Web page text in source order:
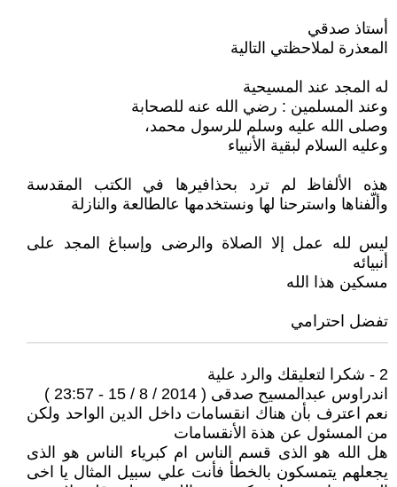
أستاذ صدقي
المعذرة لملاحظتي التالية
له المجد عند المسيحية
وعند المسلمين : رضي الله عنه للصحابة
وصلى الله عليه وسلم للرسول محمد،
وعليه السلام لبقية الأنبياء
هذه الألفاظ لم ترد بحذافيرها في الكتب المقدسة
وألّفناها واسترحنا لها ونستخدمها عالطالعة والنازلة
ليس لله عمل إلا الصلاة والرضى وإسباغ المجد على
أنبيائه
مسكين هذا الله
تفضل احترامي
2 - شكرا لتعليقك والرد علية
اندراوس عبدالمسيح صدقى ( 2014 / 8 / 15 - 23:57 )
نعم اعترف بأن هناك انقسامات داخل الدين الواحد ولكن
من المسئول عن هذة الأنقسامات
هل الله هو الذى قسم الناس ام كبرياء الناس هو الذى
يجعلهم يتمسكون بالخطأ فأنت علي سبيل المثال يا اخى